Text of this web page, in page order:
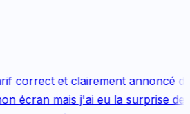
correct et clairement annoncé
écran mais j'ai eu la surprise de